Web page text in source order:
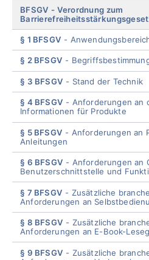
Skip
menu
BFSGV
Verordnung zum
§ 1 BFSGV
§ 2 BFSGV
§ 3 BFSGV Stand der Technik
§ 4 BFSGV
Anforderungen an
Informationen für Produkte
§ 5 BFSGV
Anforderungen an
Anleitungen
§ 6 BFSGV
Anforderungen an
Benutzerschnittstelle und
§ 7 BFSGV
Zusätzliche
Anforderungen an
§ 8 BFSGV
Zusätzliche
Anforderungen an E-Book-
§ 9 BFSGV
Zusätzliche